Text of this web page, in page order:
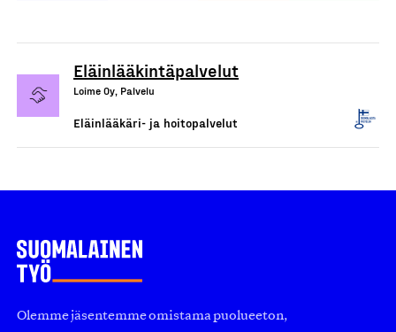
Eläinlääkintäpalvelut
Loime Oy, Palvelu
Eläinlääkäri- ja hoitopalvelut
Olemme jäsentemme omistama puolueeton,